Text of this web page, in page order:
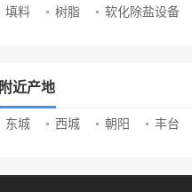
填料 树脂 软化除盐设备
附近产地
东城 西城 朝阳 丰台